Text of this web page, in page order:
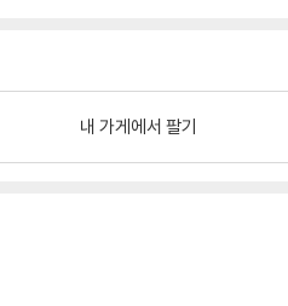
내 가게에서 팔기